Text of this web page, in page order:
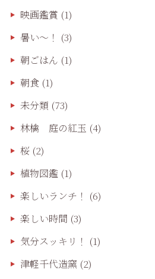
映画鑑賞 (1)
暑い～！ (3)
朝ごはん (1)
朝食(1)
未分類 (73)
林檎 庭の紅玉 (4)
桜(2)
植物図鑑 (1)
楽しいランチ！ (6)
楽しい時間 (3)
気分スッキリ！ (1)
津軽千代造窯 (2)